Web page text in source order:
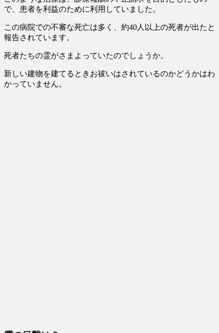
で、患者を利益のために利用していました。
この病院での不審な死亡は多く、約40人以上の死者が出たと
報告されています。
死者たちの霊がさまよっていたのでしょうか。
新しい建物を建てるときお祓いはされているのかどうかはわ
かっていません。